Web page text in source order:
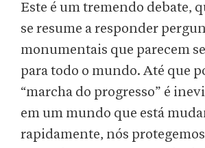
Este é um tremendo debate,
se resume a responder
monumentais que parecem
para todo o mundo. Até que
“marcha do progresso” é
em um mundo que está
rapidamente, nós protegemos